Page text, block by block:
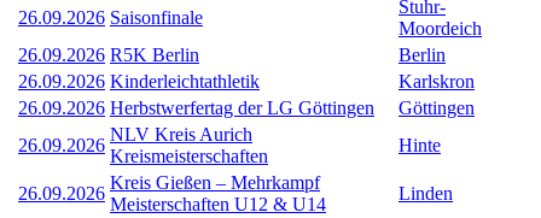
26.09.2026 Saisonfinale
Stuhr-
Moordeich
26.09.2026 R5K Berlin
Berlin
26.09.2026 Kinderleichtathletik
Karlskron
26.09.2026 Herbstwerfertag der LG Göttingen
Göttingen
26.09.2026
NLV Kreis Aurich
Kreismeisterschaften
Hinte
26.09.2026
Kreis Gießen – Mehrkampf
Meisterschaften U12 & U14
Linden